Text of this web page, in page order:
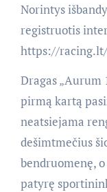
Norintys
registruotis
https://
Dragas „Aurum
pirmą kartą
neatsiejama
dešimtmečius
bendruomenę,
patyrę